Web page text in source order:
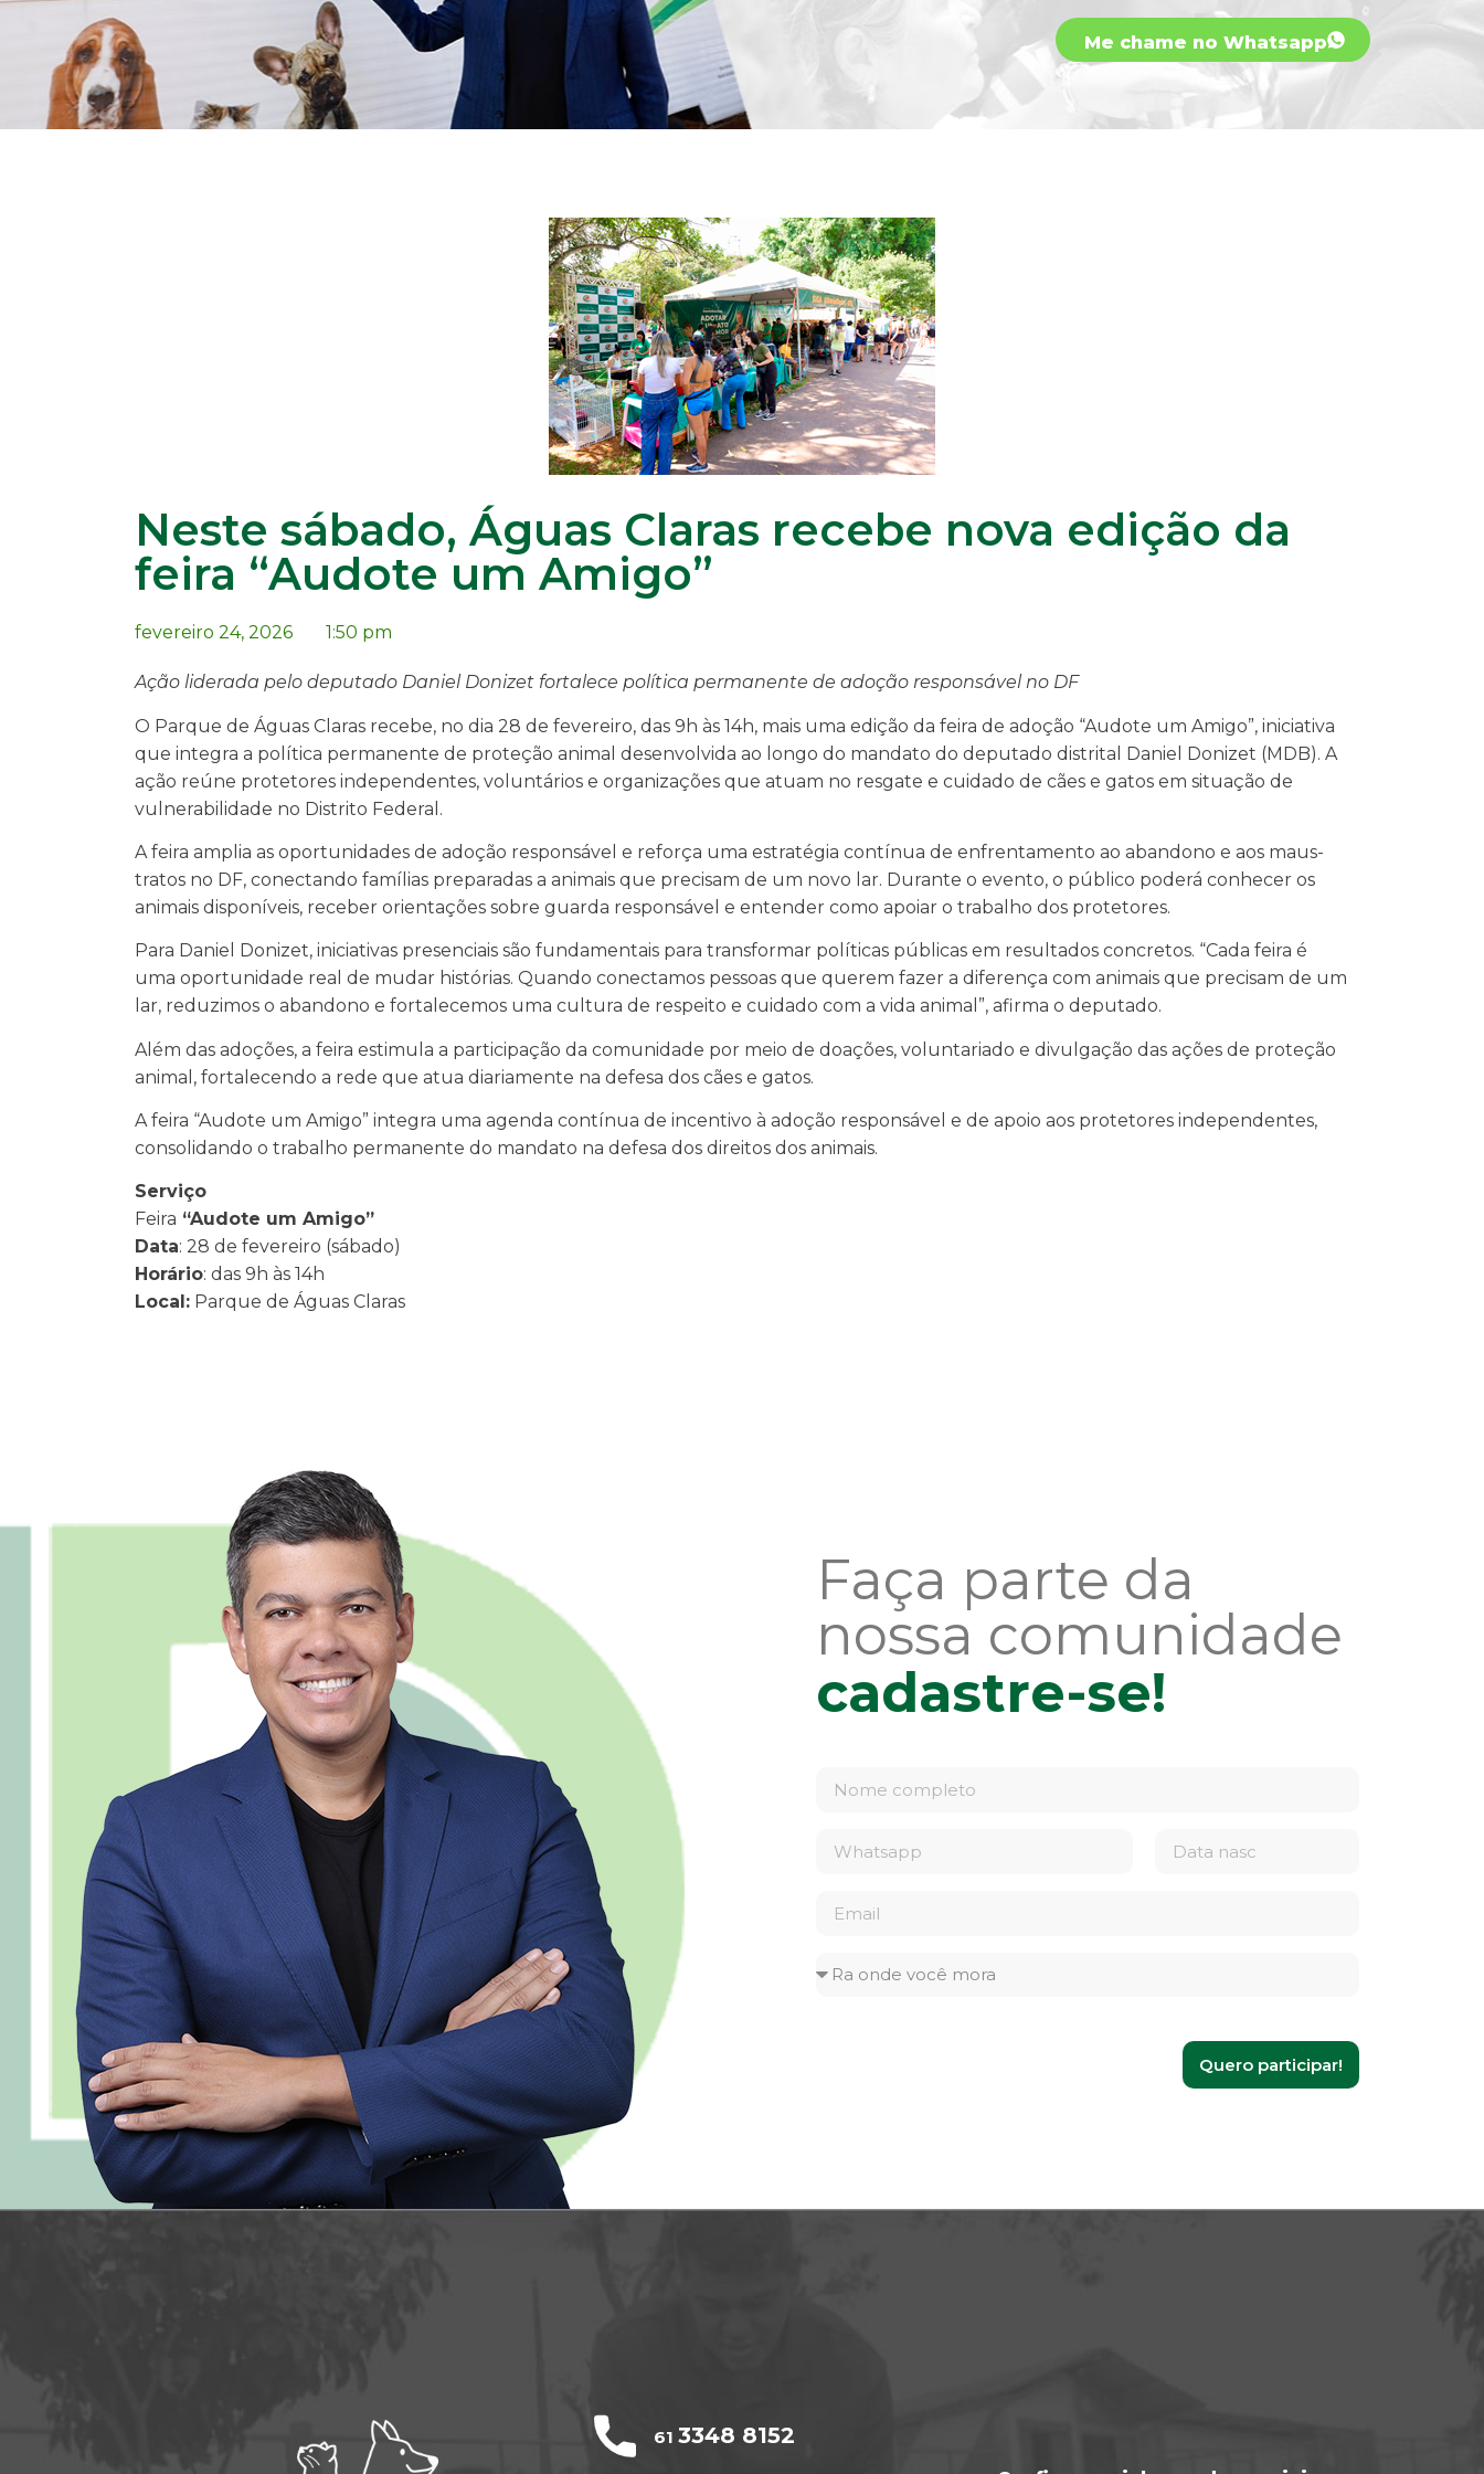
Me chame no Whatsapp
Neste sábado, Águas Claras recebe nova edição da
feira “Audote um Amigo”
fevereiro 24, 2026 1:50 pm
Ação liderada pelo deputado Daniel Donizet fortalece política permanente de adoção responsável no DF
O Parque de Águas Claras recebe, no dia 28 de fevereiro, das 9h às 14h, mais uma edição da feira de adoção “Audote um Amigo”, iniciativa
que integra a política permanente de proteção animal desenvolvida ao longo do mandato do deputado distrital Daniel Donizet (MDB). A
ação reúne protetores independentes, voluntários e organizações que atuam no resgate e cuidado de cães e gatos em situação de
vulnerabilidade no Distrito Federal.
A feira amplia as oportunidades de adoção responsável e reforça uma estratégia contínua de enfrentamento ao abandono e aos maus-
tratos no DF, conectando famílias preparadas a animais que precisam de um novo lar. Durante o evento, o público poderá conhecer os
animais disponíveis, receber orientações sobre guarda responsável e entender como apoiar o trabalho dos protetores.
Para Daniel Donizet, iniciativas presenciais são fundamentais para transformar políticas públicas em resultados concretos. “Cada feira é
uma oportunidade real de mudar histórias. Quando conectamos pessoas que querem fazer a diferença com animais que precisam de um
lar, reduzimos o abandono e fortalecemos uma cultura de respeito e cuidado com a vida animal”, afirma o deputado.
Além das adoções, a feira estimula a participação da comunidade por meio de doações, voluntariado e divulgação das ações de proteção
animal, fortalecendo a rede que atua diariamente na defesa dos cães e gatos.
A feira “Audote um Amigo” integra uma agenda contínua de incentivo à adoção responsável e de apoio aos protetores independentes,
consolidando o trabalho permanente do mandato na defesa dos direitos dos animais.
Serviço
Feira “Audote um Amigo”
Data: 28 de fevereiro (sábado)
Horário: das 9h às 14h
Local: Parque de Águas Claras
Faça parte da
nossa comunidade
cadastre-se!
Quero participar!
61 3348 8152